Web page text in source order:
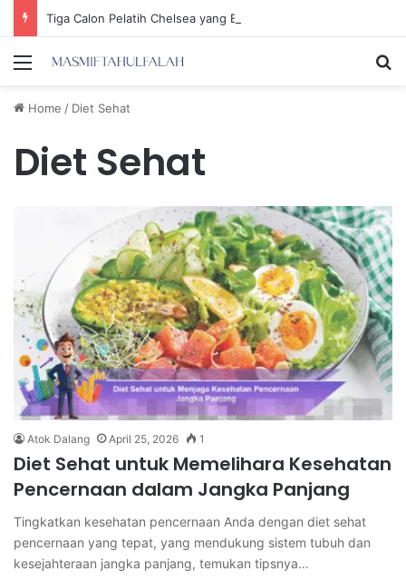
Menu
Home / Diet Sehat
Diet Sehat
Atok Dalang April 25, 2026 1
Diet Sehat untuk Memelihara Kesehatan
Pencernaan dalam Jangka Panjang
Tingkatkan kesehatan pencernaan Anda dengan diet sehat
pencernaan yang tepat, yang mendukung sistem tubuh dan
kesejahteraan jangka panjang, temukan tipsnya…